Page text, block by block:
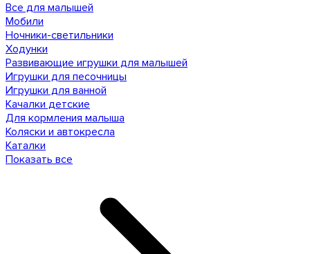
Все для малышей
Мобили
Ночники-светильники
Ходунки
Развивающие игрушки для малышей
Игрушки для песочницы
Игрушки для ванной
Качалки детские
Для кормления малыша
Коляски и автокресла
Каталки
Показать все